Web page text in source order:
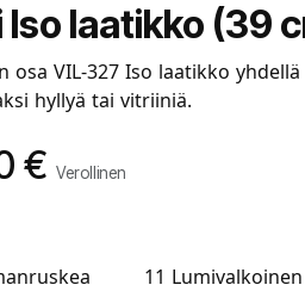
Iso laatikko (39
osa VIL-327 Iso laatikko
hyllyä tai vitriiniä.
€ Verollinen
11